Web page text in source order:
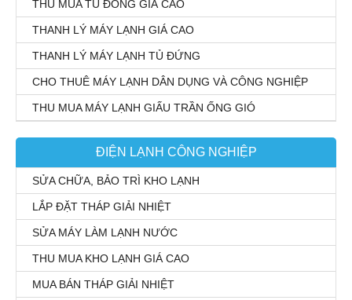
THU MUA TỦ ĐÔNG GIÁ CAO
THANH LÝ MÁY LẠNH GIÁ CAO
THANH LÝ MÁY LẠNH TỦ ĐỨNG
CHO THUÊ MÁY LẠNH DÂN DỤNG VÀ CÔNG NGHIỆP
THU MUA MÁY LẠNH GIẤU TRẦN ỐNG GIÓ
ĐIỆN LẠNH CÔNG NGHIỆP
SỬA CHỮA, BẢO TRÌ KHO LẠNH
LẮP ĐẶT THÁP GIẢI NHIỆT
SỬA MÁY LÀM LẠNH NƯỚC
THU MUA KHO LẠNH GIÁ CAO
MUA BÁN THÁP GIẢI NHIỆT